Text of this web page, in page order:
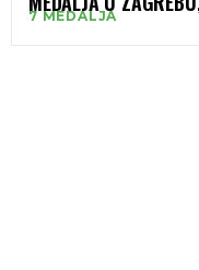
NJIH
7 MEDALJA